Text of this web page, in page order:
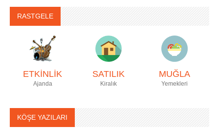
RASTGELE
ETKİNLİK
Ajanda
SATILIK
Kiralık
MUĞLA
Yemekleri
KÖŞE YAZILARI